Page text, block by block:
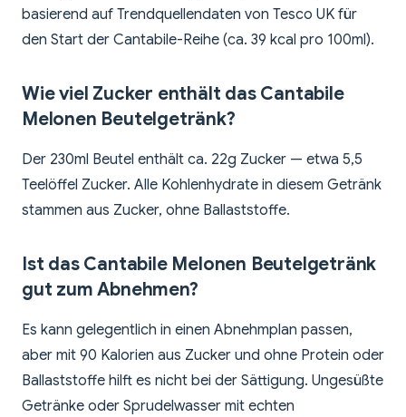
basierend auf Trendquellendaten von Tesco UK für
den Start der Cantabile-Reihe (ca. 39 kcal pro 100ml).
Wie viel Zucker enthält das Cantabile
Melonen Beutelgetränk?
Der 230ml Beutel enthält ca. 22g Zucker — etwa 5,5
Teelöffel Zucker. Alle Kohlenhydrate in diesem Getränk
stammen aus Zucker, ohne Ballaststoffe.
Ist das Cantabile Melonen Beutelgetränk
gut zum Abnehmen?
Es kann gelegentlich in einen Abnehmplan passen,
aber mit 90 Kalorien aus Zucker und ohne Protein oder
Ballaststoffe hilft es nicht bei der Sättigung. Ungesüßte
Getränke oder Sprudelwasser mit echten